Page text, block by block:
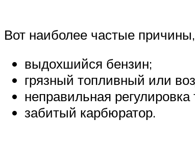
Вот наиболее частые
выдохшийся бензин;
грязный топливный или
неправильная регулировка
забитый карбюратор.